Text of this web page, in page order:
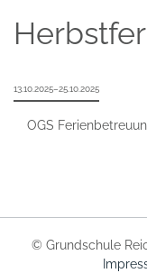
13.10.2025–25.10.2025
OGS
© Grundschule